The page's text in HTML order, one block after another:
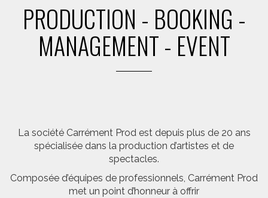
PRODUCTION - BOOKING -
MANAGEMENT - EVENT
La société Carrément Prod est depuis plus de 20 ans
spécialisée dans la production d’artistes et de
spectacles.
Composée d’équipes de professionnels, Carrément Prod
met un point d’honneur à offrir